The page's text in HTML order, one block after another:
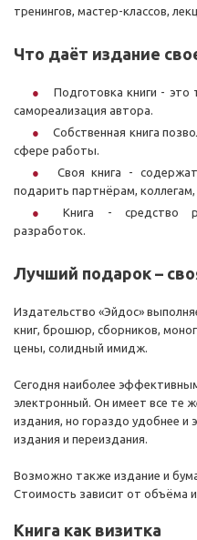
тренингов, мастер-классов,
Что даёт издание
Подготовка книги - это
самореализация автора.
Собственная книга
сфере работы.
Своя книга -
подарить партнёрам, коллегам,
Книга - средство
разработок.
Лучший подарок –
Издательство «Эйдос»
книг, брошюр, сборников,
цены, солидный имидж.
Сегодня наиболее
электронный. Он имеет все те
издания, но гораздо удобнее и
издания и переиздания.
Возможно также издание и
Стоимость зависит от объёма
Книга как визитка